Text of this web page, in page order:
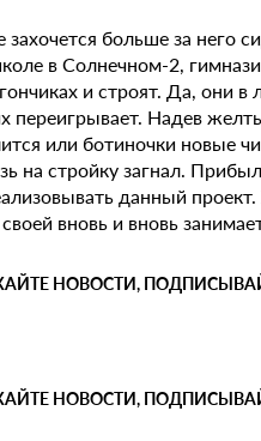
больше за него
в Солнечном-2,
и строят. Да, они
переигрывает. Надев
или ботиночки новые
на стройку загнал.
данный
вновь и вновь
НОВОСТИ,
НОВОСТИ,